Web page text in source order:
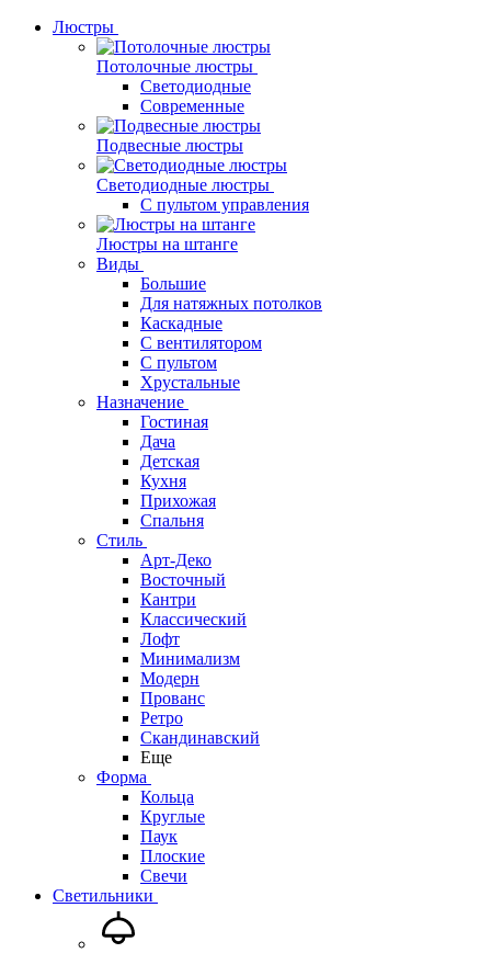
Люстры
Потолочные люстры
Светодиодные
Современные
Подвесные люстры
Светодиодные люстры
С пультом управления
Люстры на штанге
Виды
Большие
Для натяжных потолков
Каскадные
С вентилятором
С пультом
Хрустальные
Назначение
Гостиная
Дача
Детская
Кухня
Прихожая
Спальня
Стиль
Арт-Деко
Восточный
Кантри
Классический
Лофт
Минимализм
Модерн
Прованс
Ретро
Скандинавский
Еще
Форма
Кольца
Круглые
Паук
Плоские
Свечи
Светильники